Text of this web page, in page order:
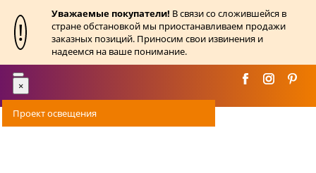
!
Уважаемые покупатели! В связи со сложившейся в
стране обстановкой мы приостанавливаем продажи
заказных позиций. Приносим свои извинения и
надеемся на ваше понимание.
Toggle
navigation
×
Проект освещения